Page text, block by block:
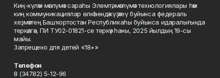
Киң-күләм мәғлүмәт сараһы Элемтә, мәғлүмәт технологиялары һәм
киң коммуникациялар өлкәһендә күҙәтеү буйынса федераль
хеҙмәттең Башҡортостан Республикаһы буйынса идаралығында
теркәлгән, ПИ ТУ02-01821-се теркәү һаны, 2025 йылдың 19-сы
майы.
Запрещено для детей «18+»
Телефон
8 (34782) 5-12-96